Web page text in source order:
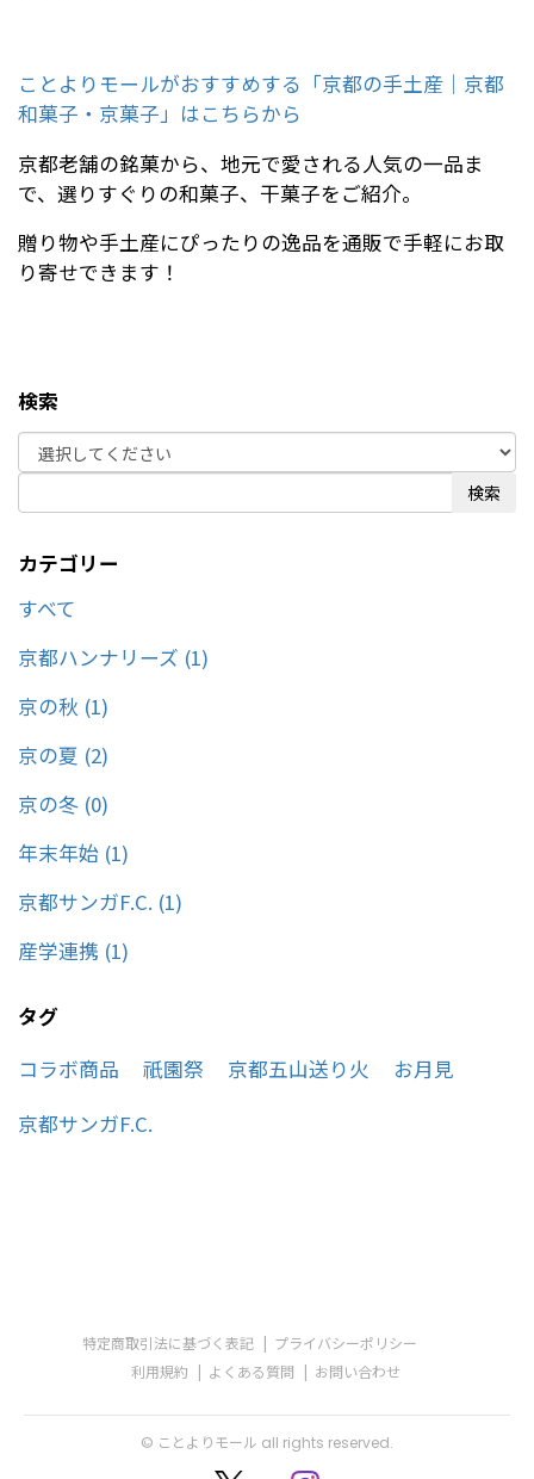
ことよりモールがおすすめする「京都の手土産｜京都
和菓子・京菓子」はこちらから
京都老舗の銘菓から、地元で愛される人気の一品ま
で、選りすぐりの和菓子、干菓子をご紹介。
贈り物や手土産にぴったりの逸品を通販で手軽にお取
り寄せできます！
検索
検索
カテゴリー
すべて
京都ハンナリーズ (1)
京の秋 (1)
京の夏 (2)
京の冬 (0)
年末年始 (1)
京都サンガF.C. (1)
産学連携 (1)
タグ
コラボ商品
祇園祭 京都五山送り火
お月見
京都サンガF.C.
特定商取引法に基づく表記
プライバシーポリシー
利用規約
よくある質問 お問い合わせ
© ことよりモール all rights reserved.